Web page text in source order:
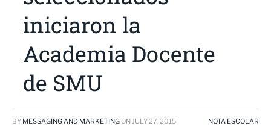
iniciaron la
Academia Docente
de SMU
BY MESSAGING AND MARKETINGON JULY 27, 2015 NOTA ESCOLAR